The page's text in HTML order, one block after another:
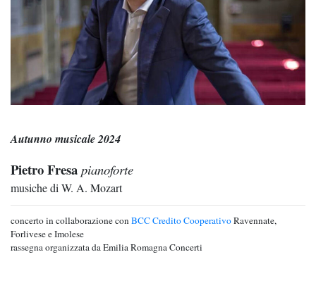
Autunno musicale 2024
Pietro Fresa pianoforte
musiche di W. A. Mozart
concerto in collaborazione conBCC Credito CooperativoRavennate,
Forlivese e Imolese
rassegna organizzata da Emilia Romagna Concerti